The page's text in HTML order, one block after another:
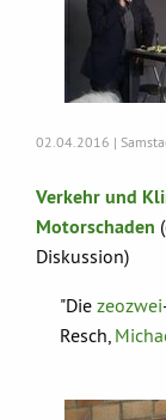
02.04.2016 |
Verkehr und
Motorschaden
Diskussion)
"Die zeozwei
Resch,